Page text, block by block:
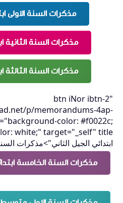
مذكرات السنة الاولى
مذكرات السنة الثانية
مذكرات السنة الثالثة
btn iNor ibtn-2"
p/memorandums-4ap-
color: #f0022c;
ابتدائي الجيل الثاني">مذكرات
مذكرات السنة الخامسة